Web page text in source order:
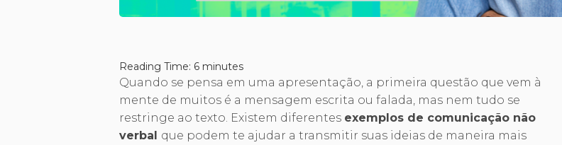
Reading Time: 6 minutes
Quando se pensa em uma apresentação, a primeira questão que vem à
mente de muitos é a mensagem escrita ou falada, mas nem tudo se
restringe ao texto. Existem diferentes exemplos de comunicação não
verbal que podem te ajudar a transmitir suas ideias de maneira mais